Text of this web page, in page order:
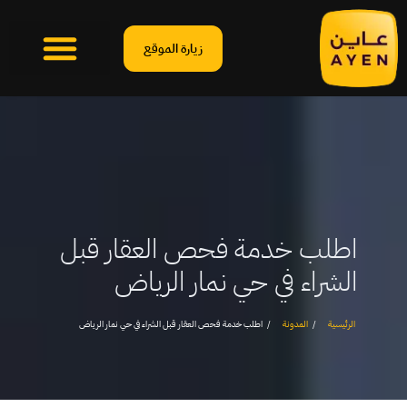
زيارة الموقع
اطلب خدمة فحص العقار قبل
الشراء في حي نمار الرياض
الرئيسية المدونة اطلب خدمة فحص العقار قبل الشراء في حي نمار الرياض